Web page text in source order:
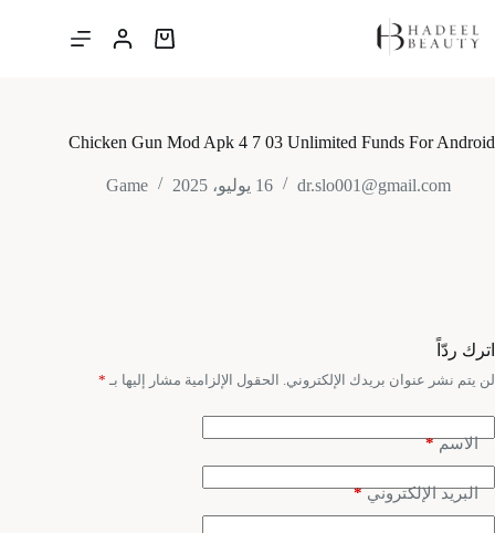
إلى
المحتوى
عربة
Chicken Gun Mod Apk 4 7 03 Unlimited Funds For Android
dr.slo001@gmail.com 16 يوليو، 2025 Game
اترك ردّاً
لن يتم نشر عنوان بريدك الإلكتروني. الحقول الإلزامية مشار إليها بـ *
الاسم*
البريد الإلكتروني*